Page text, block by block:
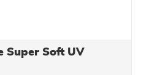
Super Soft UV